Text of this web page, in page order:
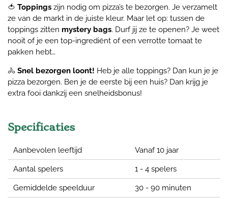
🍅 Toppings zijn nodig om pizza’s te bezorgen. Je verzamelt
ze van de markt in de juiste kleur. Maar let op: tussen de
toppings zitten mystery bags. Durf jij ze te openen? Je weet
nooit of je een top-ingrediënt of een verrotte tomaat te
pakken hebt…
🚴 Snel bezorgen loont! Heb je alle toppings? Dan kun je je
pizza bezorgen. Ben je de eerste bij een huis? Dan krijg je
extra fooi dankzij een snelheidsbonus!
Specificaties
Aanbevolen leeftijd Vanaf 10 jaar
Aantal spelers 1 - 4 spelers
Gemiddelde speelduur 30 - 90 minuten